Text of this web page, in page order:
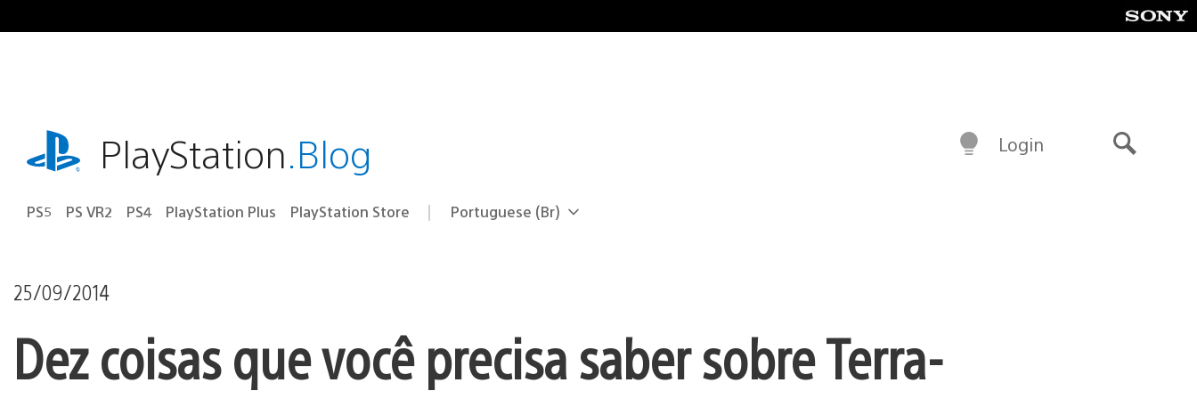
para
playstation.comPlayStation.Blog
PS5 PS VR2 PS4 PlayStation Plus PlayStation Store Selecione
Região
Portuguese (Br)
Login
25/09/2014
Dez coisas que você precisa saber sobre Terra-